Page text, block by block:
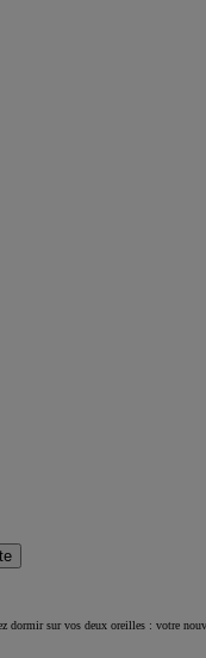
dormir sur vos deux oreilles : votre